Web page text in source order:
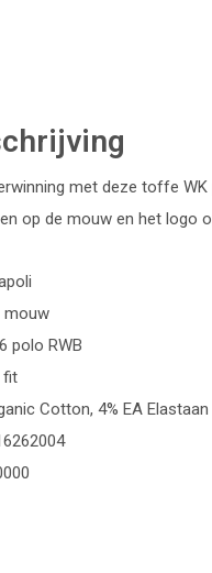
met deze toffe
op de mouw en het logo
mouw
polo RWB
fit
Cotton, 4% EA Elastaan